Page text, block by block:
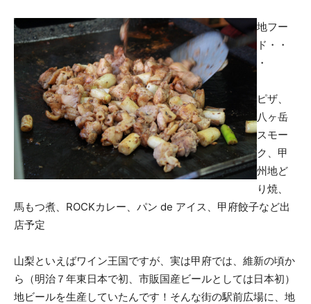
地フー
ド・・
・
ピザ、
八ヶ岳
スモー
ク、甲
州地ど
り焼、
馬もつ煮、ROCKカレー、パン de アイス、甲府餃子など出
店予定
山梨といえばワイン王国ですが、実は甲府では、維新の頃か
ら（明治７年東日本で初、市販国産ビールとしては日本初）
地ビールを生産していたんです！そんな街の駅前広場に、地